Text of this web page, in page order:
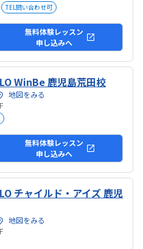
TEL問い合わせ可
無料体験レッスン
申し込みへ
WinBe 鹿児島荒田校
地図をみる
無料体験レッスン
申し込みへ
チャイルド・アイズ 鹿児
地図をみる